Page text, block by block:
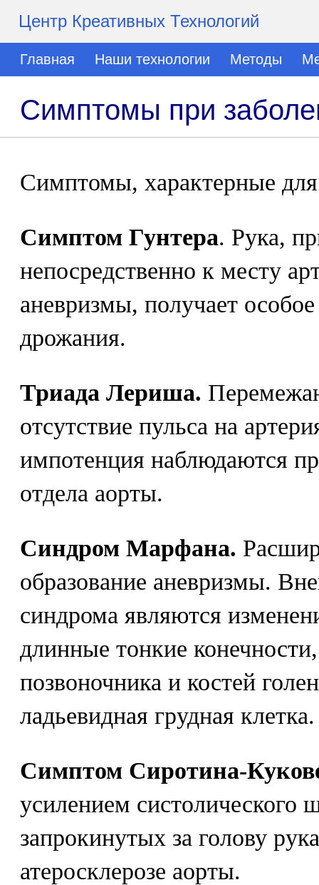
Центр Креативных Технологий
Главная Наши технологии Методы
Симптомы при
Симптомы, характерные
Симптом Гунтера. Рука,
непосредственно к месту
аневризмы, получает
дрожания.
Триада Лериша.
отсутствие пульса на
импотенция наблюдаются
отдела аорты.
Синдром Марфана.
образование аневризмы.
синдрома являются
длинные тонкие
позвоночника и костей
ладьевидная грудная клетка.
Симптом Сиротина-
усилением систолического
запрокинутых за голову
атеросклерозе аорты.